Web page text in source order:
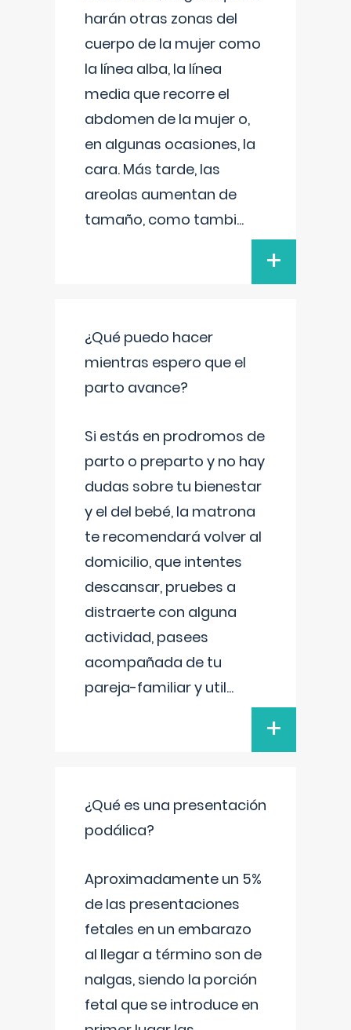
harán otras zonas del
cuerpo de la mujer como
la línea alba, la línea
media que recorre el
abdomen de la mujer o,
en algunas ocasiones, la
cara. Más tarde, las
areolas aumentan de
tamaño, como tambi...
+
¿Qué puedo hacer
mientras espero que el
parto avance?
Si estás en prodromos de
parto o preparto y no hay
dudas sobre tu bienestar
y el del bebé, la matrona
te recomendará volver al
domicilio, que intentes
descansar, pruebes a
distraerte con alguna
actividad, pasees
acompañada de tu
pareja-familiar y util...
+
¿Qué es una presentación
podálica?
Aproximadamente un 5%
de las presentaciones
fetales en un embarazo
al llegar a término son de
nalgas, siendo la porción
fetal que se introduce en